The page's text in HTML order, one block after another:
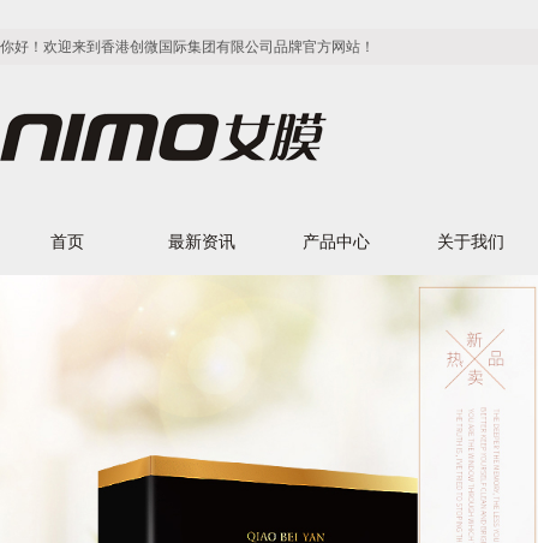
你好！欢迎来到香港创微国际集团有限公司品牌官方网站！
首页 最新资讯 产品中心 关于我们